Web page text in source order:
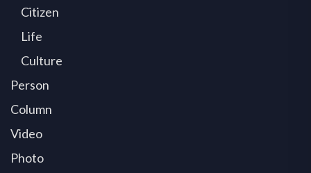
Citizen
Life
Culture
Person
Column
Video
Photo